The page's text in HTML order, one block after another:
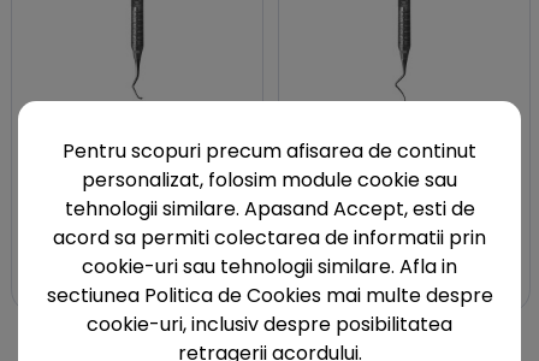
Hu-Friedy
Chiureta Demarco pentru
furcatii, maner nr. 6
415,94 lei
ADAUGA IN COS
Hu-Friedy
Chiureta Quetin labial-
linguala, pentru furcatii,
maner nr. 6
415,94 lei
Pentru scopuri precum afisarea de continut
personalizat, folosim module cookie sau
tehnologii similare. Apasand Accept, esti de
acord sa permiti colectarea de informatii prin
cookie-uri sau tehnologii similare. Afla in
sectiunea Politica de Cookies mai multe despre
cookie-uri, inclusiv despre posibilitatea
retragerii acordului.